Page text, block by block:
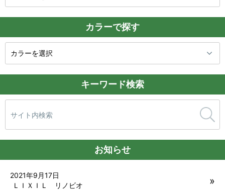
カラーで探す
キーワード検索
索:
お知らせ
ＬＩＸＩＬ リノビオ
2021年9月17日